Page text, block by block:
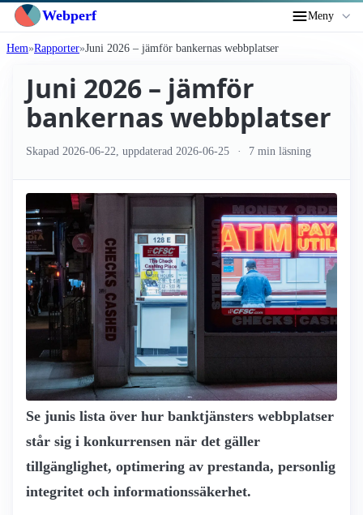
Webperf Meny
Hem Rapporter Juni 2026 – jämför bankernas webbplatser
Juni 2026 – jämför
bankernas webbplatser
Skapad 2026-06-22 , uppdaterad 2026-06-25 7 min läsning
Se junis lista över hur bank­tjänsters webbplatser
står sig i konkurrensen när det gäller
tillgänglighet, optimering av prestanda, personlig
integritet och informationssäkerhet.